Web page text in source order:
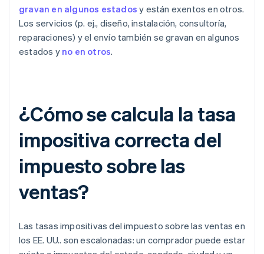
gravan en algunos estados y están exentos en otros.
Los servicios (p. ej., diseño, instalación, consultoría,
reparaciones) y el envío también se gravan en algunos
estados y no en otros.
¿Cómo se calcula la tasa
impositiva correcta del
impuesto sobre las
ventas?
Las tasas impositivas del impuesto sobre las ventas en
los EE. UU.. son escalonadas: un comprador puede estar